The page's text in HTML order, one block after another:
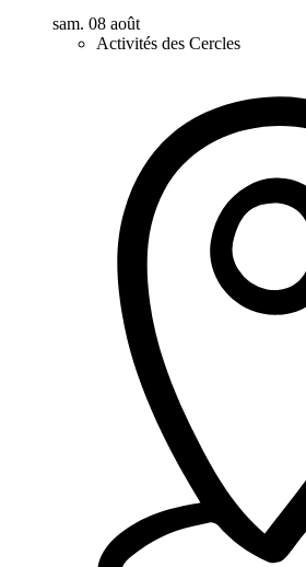
sam. 08 août
Activités des Cercles